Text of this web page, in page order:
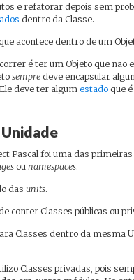
e refatorar depois sem
dentro da Classe.
acontece dentro de um
é ter um Objeto que não
sempre deve encapsular
deve ter algum estado que
Unidade
Pascal foi uma das
ou namespaces.
das units.
conter Classes públicas ou
Classes dentro da mesma
Classes privadas, pois